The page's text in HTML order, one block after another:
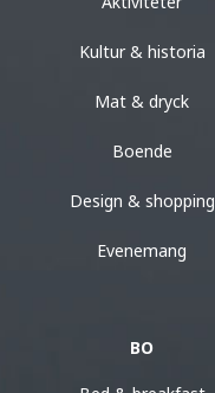
Kultur & historia
Mat & dryck
Boende
Design & shopping
Evenemang
BO